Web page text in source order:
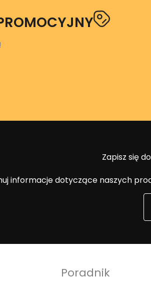
Zapisz się
informacje dotyczące naszych
Poradnik